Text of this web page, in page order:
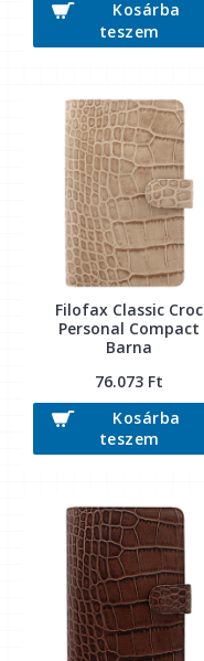
Kosárba
teszem
Filofax Classic Croc
Personal Compact
Barna
76.073 Ft
Kosárba
teszem